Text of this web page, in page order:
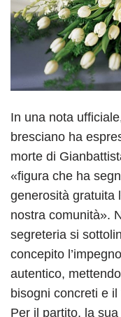
In una nota
bresciano ha
morte di
«figura che ha
generosità gratuita
nostra comunità».
segreteria si
concepito
autentico,
bisogni concreti e
Per il partito, la